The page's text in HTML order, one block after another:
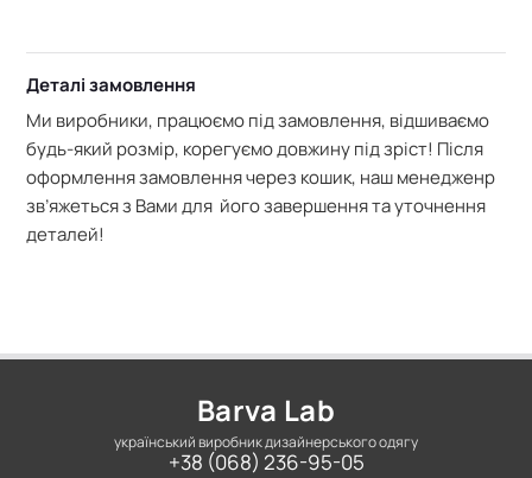
Деталі замовлення
Ми виробники, працюємо під замовлення, відшиваємо
будь-який розмір, корегуємо довжину під зріст! Після
оформлення замовлення через кошик, наш менедженр
зв’яжеться з Вами для його завершення та уточнення
деталей!
Barva Lab
український виробник дизайнерського одягу
+38 (068) 236-95-05